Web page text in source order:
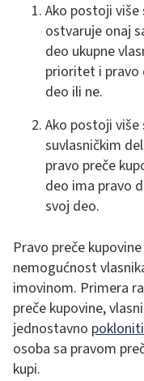
Ako postoji više
ostvaruje onaj
deo ukupne
prioritet i pravo
deo ili ne.
Ako postoji više
suvlasničkim
pravo preče
deo ima pravo
svoj deo.
Pravo preče
nemogućnost
imovinom. Primera
preče kupovine,
jednostavno
osoba sa pravom
kupi.